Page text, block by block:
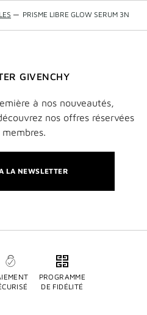
— PRISME LIBRE GLOW SERUM 3N
GIVENCHY
à nos nouveautés,
nos offres réservées
membres.
LA NEWSLETTER
PROGRAMME
DE FIDÉLITÉ